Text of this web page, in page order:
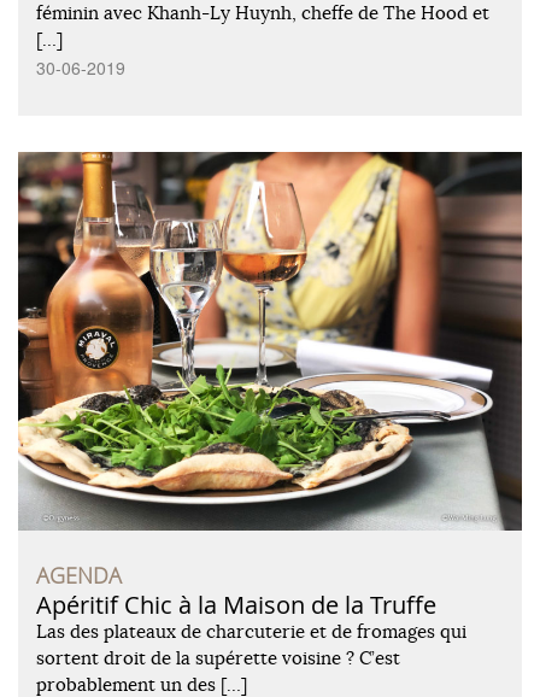
féminin avec Khanh-Ly Huynh, cheffe de The Hood et
[…]
30-06-2019
AGENDA
Apéritif Chic à la Maison de la Truffe
Las des plateaux de charcuterie et de fromages qui
sortent droit de la supérette voisine ? C’est
probablement un des […]